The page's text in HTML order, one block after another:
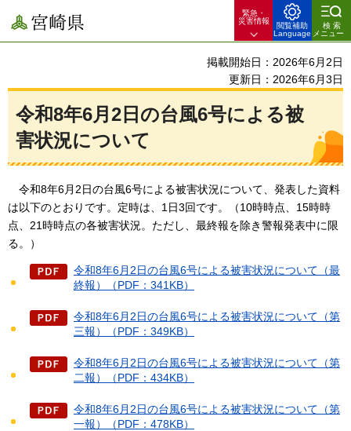
宮崎県
緊急・
災害情報
閲覧補助
Language
検索
メニュー
掲載開始日：2026年6月2日
更新日：2026年6月3日
令和8年6月2日の台風6号による被
害状況について
令和8年6月2日の台風6号による被害状況について、発表した資料
は以下のとおりです。定時は、1日3回です。（10時時点、15時時
点、21時時点の各被害状況。ただし、最終報を除き警報発表中に限
る。）
令和8年6月2日の台風6号による被害状況について（最
終報）（PDF：341KB）
令和8年6月2日の台風6号による被害状況について（第
三報）（PDF：349KB）
令和8年6月2日の台風6号による被害状況について（第
二報）（PDF：434KB）
令和8年6月2日の台風6号による被害状況について（第
一報）（PDF：478KB）